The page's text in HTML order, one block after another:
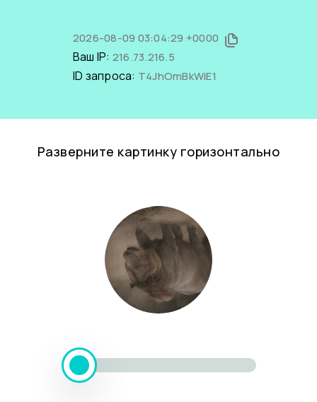
2026-08-09 03:04:29 +0000
Ваш IP: 216.73.216.5
ID запроса: T4JhOmBkWiE1
Разверните картинку горизонтально